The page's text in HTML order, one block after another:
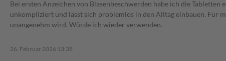
Bei ersten Anzeichen von Blasenbeschwerden habe ich die
unkompliziert und lässt sich problemlos in den Alltag einbauen. Für
unangenehm wird. Würde ich wieder verwenden.
26. Februar 2026 13:38